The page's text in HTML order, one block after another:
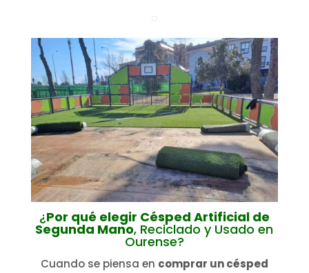
¿Por qué elegir Césped Artificial de
Segunda Mano, Reciclado y Usado en
Ourense?
Cuando se piensa en comprar un césped